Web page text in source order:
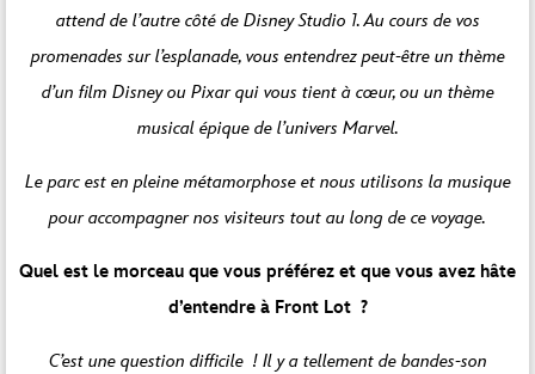
attend de l’autre côté de Disney Studio 1. Au cours de vos
promenades sur l’esplanade, vous entendrez peut-être un thème
d’un film Disney ou Pixar qui vous tient à cœur, ou un thème
musical épique de l’univers Marvel.
Le parc est en pleine métamorphose et nous utilisons la musique
pour accompagner nos visiteurs tout au long de ce voyage.
Quel est le morceau que vous préférez et que vous avez hâte
d’entendre à Front Lot ?
C’est une question difficile ! Il y a tellement de bandes-son